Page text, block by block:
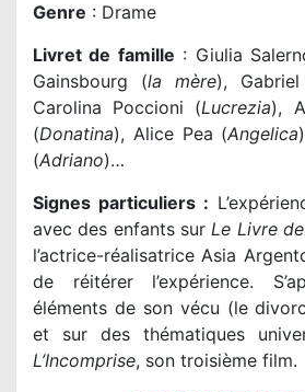
Genre : Drame
Livret de famille : Giulia
Gainsbourg (la mère),
Carolina Poccioni (Lucrezia),
(Donatina), Alice Pea (Angelica
(Adriano)…
Signes particuliers :
avec des enfants surLe Livre
l’actrice-réalisatrice Asia
de réitérer l’expérience.
éléments de son vécu (le
et sur des thématiques
L’Incomprise, son troisième film.